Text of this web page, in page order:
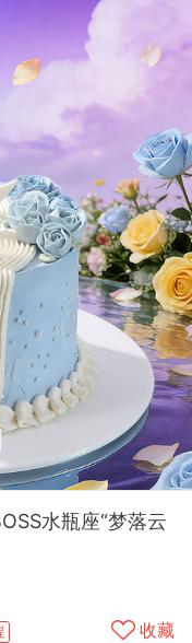
水瓶座“梦落云
收藏